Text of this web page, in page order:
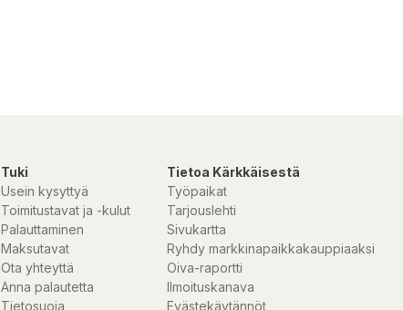
Tuki
Usein kysyttyä
Toimitustavat ja -kulut
Palauttaminen
Maksutavat
Ota yhteyttä
Anna palautetta
Tietosuoja
Tietoa Kärkkäisestä
Työpaikat
Tarjouslehti
Sivukartta
Ryhdy markkinapaikkakauppiaaksi
Oiva-raportti
Ilmoituskanava
Evästekäytännöt